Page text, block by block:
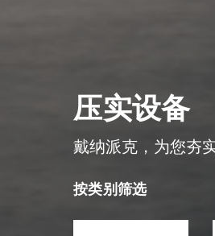
压实设备
戴纳派克，为您夯
按类别筛选